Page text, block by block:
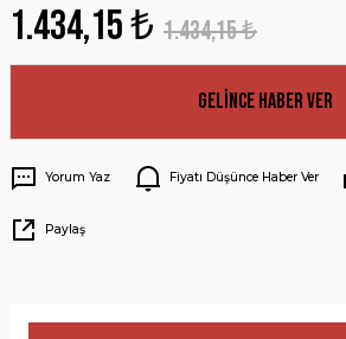
1.434,15 ₺ 1.434,15 ₺
Gelince Haber Ver
Yorum Yaz Fiyatı Düşünce Haber Ver
Paylaş